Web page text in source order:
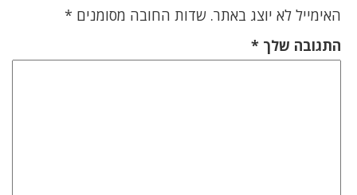
האימייל לא יוצג באתר. שדות החובה מסומנים *
התגובה שלך *